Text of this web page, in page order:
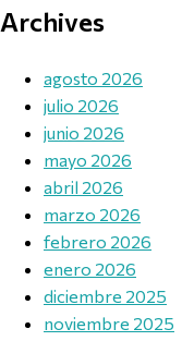
Archives
agosto 2026
julio 2026
junio 2026
mayo 2026
abril 2026
marzo 2026
febrero 2026
enero 2026
diciembre 2025
noviembre 2025